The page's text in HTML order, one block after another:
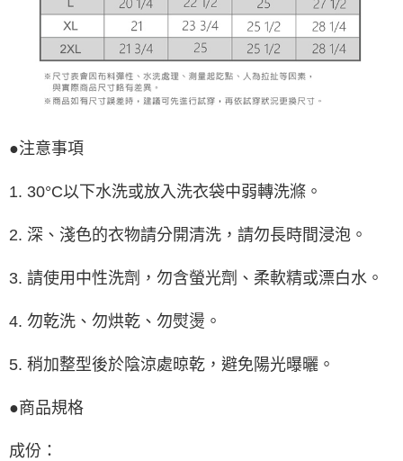
●注意事項
1. 30°C以下水洗或放入洗衣袋中弱轉洗滌。
2. 深、淺色的衣物請分開清洗，請勿長時間浸泡。
3. 請使用中性洗劑，勿含螢光劑、柔軟精或漂白水。
4. 勿乾洗、勿烘乾、勿熨燙。
5. 稍加整型後於陰涼處晾乾，避免陽光曝曬。
●商品規格
成份：